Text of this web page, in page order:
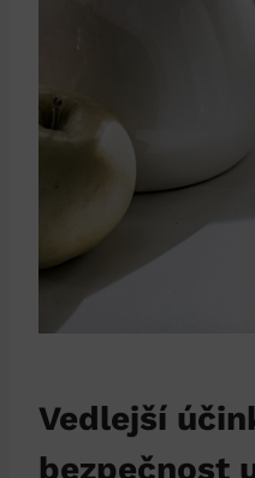
Vedlejší
bezpečnost